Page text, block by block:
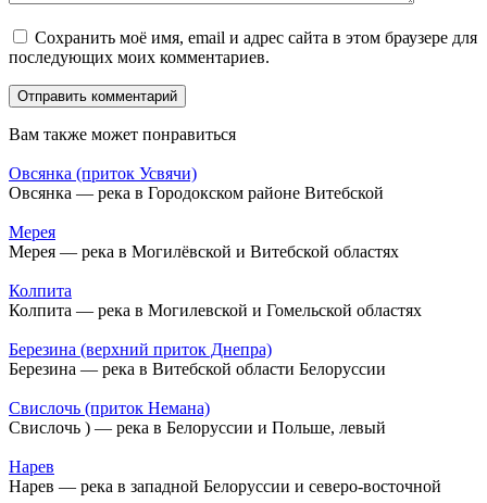
Сохранить моё имя, email и адрес сайта в этом браузере для
последующих моих комментариев.
Вам также может понравиться
Овсянка (приток Усвячи)
Овсянка — река в Городокском районе Витебской
Мерея
Мерея — река в Могилёвской и Витебской областях
Колпита
Колпита — река в Могилевской и Гомельской областях
Березина (верхний приток Днепра)
Березина — река в Витебской области Белоруссии
Свислочь (приток Немана)
Свислочь ) — река в Белоруссии и Польше, левый
Нарев
Нарев — река в западной Белоруссии и северо-восточной